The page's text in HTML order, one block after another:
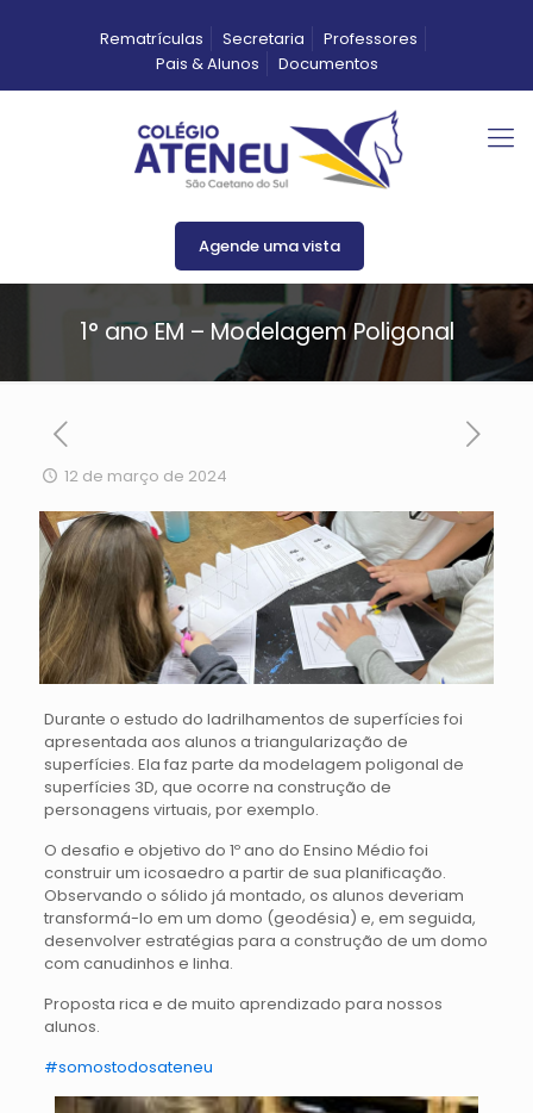
Rematrículas Secretaria
Professores
Pais & Alunos
Documentos
Agende uma vista
1° ano EM – Modelagem Poligonal
12 de março de 2024
Durante o estudo do ladrilhamentos de superfícies foi
apresentada aos alunos a triangularização de
superfícies. Ela faz parte da modelagem poligonal de
superfícies 3D, que ocorre na construção de
personagens virtuais, por exemplo.
O desafio e objetivo do 1º ano do Ensino Médio foi
construir um icosaedro a partir de sua planificação.
Observando o sólido já montado, os alunos deveriam
transformá-lo em um domo (geodésia) e, em seguida,
desenvolver estratégias para a construção de um domo
com canudinhos e linha.
Proposta rica e de muito aprendizado para nossos
alunos.
#somostodosateneu